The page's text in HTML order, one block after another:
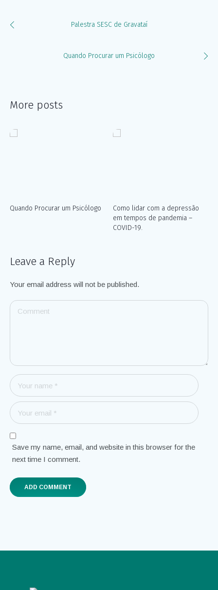
Palestra SESC de Gravataí
Quando Procurar um Psicólogo
More posts
Quando Procurar um Psicólogo
Como lidar com a depressão
em tempos de pandemia –
COVID-19.
Leave a Reply
Your email address will not be published.
Save my name, email, and website in this browser for the
next time I comment.